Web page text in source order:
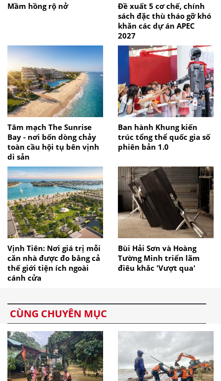
Mầm hồng rộ nở
Đề xuất 5 cơ chế, chính
sách đặc thù tháo gỡ khó
khăn các dự án APEC
2027
Tâm mạch The Sunrise
Bay - nơi bốn dòng chảy
toàn cầu hội tụ bên vịnh
di sản
Ban hành Khung kiến
trúc tổng thể quốc gia số
phiên bản 1.0
Vịnh Tiên: Nơi giá trị mỗi
căn nhà được đo bằng cả
thế giới tiện ích ngoài
cánh cửa
Bùi Hải Sơn và Hoàng
Tường Minh triển lãm
điêu khắc 'Vượt qua'
CÙNG CHUYÊN MỤC